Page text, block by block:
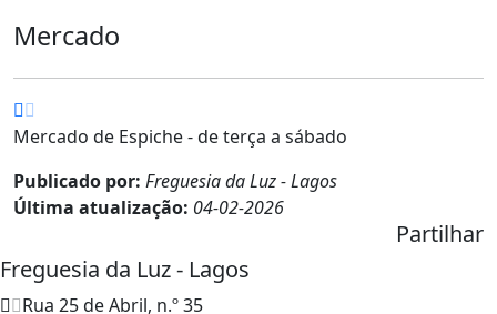
Mercado
Mercado de Espiche - de terça a sábado
Publicado por: Freguesia da Luz - Lagos
Última atualização: 04-02-2026
Partilhar
Freguesia da Luz - Lagos
Rua 25 de Abril, n.º 35